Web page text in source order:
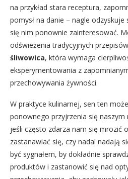
na przykład stara receptura,
pomysł na danie – nagle
się nim ponownie zainteresować.
odświeżenia tradycyjnych
śliwowica, która wymaga
eksperymentowania z
przechowywania żywności.
W praktyce kulinarnej, sen ten
ponownego przyjrzenia się naszym
jeśli często zdarza nam się mrozić
zastanawiać się, czy nadal nadają
być sygnałem, by dokładnie
produktów i zastanowić się nad